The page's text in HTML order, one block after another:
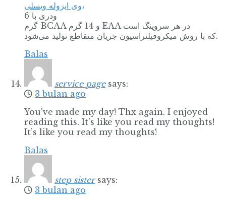
وی ایزوله ویسلی،
ودری با 6
گرم BCAA و 14 گرم EAA در هر سروینگ است
که با روش میکروفیلتراسیون جریان متقاطع تولید می‌شود.
Balas
service page says:
3 bulan ago
You’ve made my day! Thx again. I enjoyed
reading this. It’s like you read my thoughts!
It’s like you read my thoughts!
Balas
step sister says:
3 bulan ago